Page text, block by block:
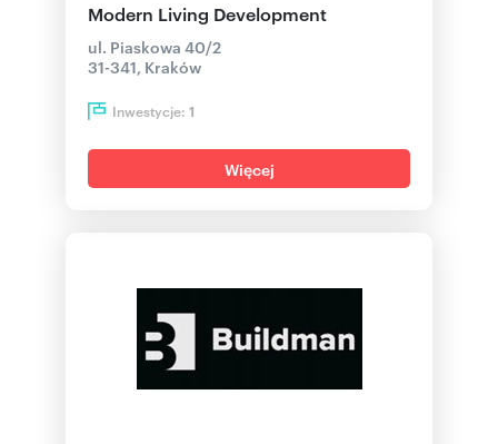
Modern Living Development
ul. Piaskowa 40/2
31-341, Kraków
Inwestycje: 1
Więcej